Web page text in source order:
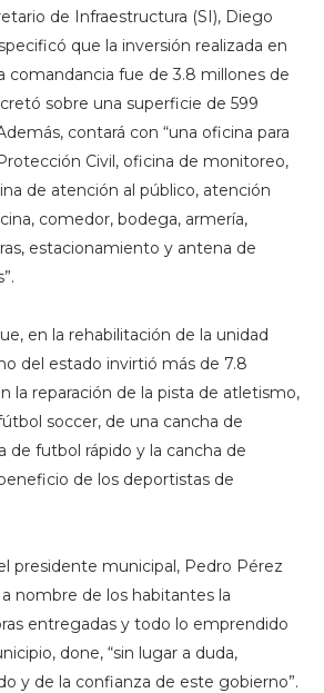
de Infraestructura (SI), Diego
que la inversión realizada en
comandancia fue de 3.8 millones de
sobre una superficie de 599
contará con “una oficina para
Civil, oficina de monitoreo,
de atención al público, atención
comedor, bodega, armería,
estacionamiento y antena de
en la rehabilitación de la unidad
del estado invirtió más de 7.8
la reparación de la pista de atletismo,
soccer, de una cancha de
de futbol rápido y la cancha de
de los deportistas de
presidente municipal, Pedro Pérez
nombre de los habitantes la
entregadas y todo lo emprendido
done, “sin lugar a duda,
y de la confianza de este gobierno”.